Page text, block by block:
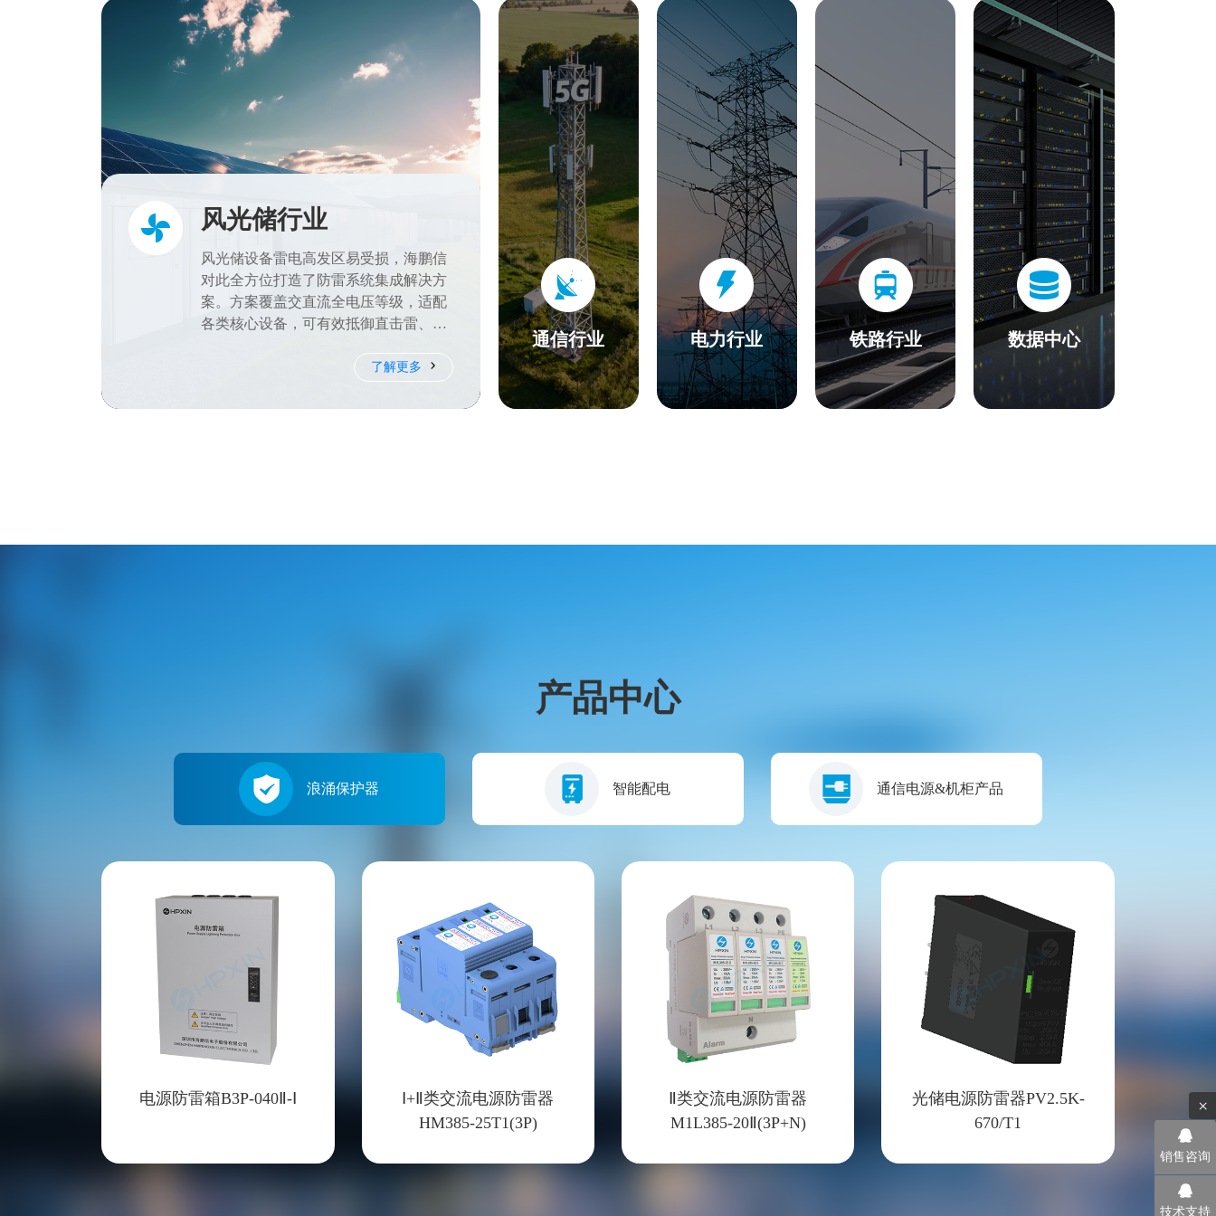
风光储行业
风光储设备雷电高发区易受损，海鹏信
对此全方位打造了防雷系统集成解决方
案。方案覆盖交直流全电压等级，适配
各类核心设备，可有效抵御直击雷、感
了解更多
通信行业 电力行业 铁路行业 数据中心
产品中心
浪涌保护器 智能配电 通信电源&机柜产品
电源防雷箱B3P-040Ⅱ-Ⅰ
Ⅰ+Ⅱ类交流电源防雷器
HM385-25T1(3P)
Ⅱ类交流电源防雷器
M1L385-20Ⅱ(3P+N)
光储电源防雷器PV2.5K-
670/T1
×
销售咨询
技术支持